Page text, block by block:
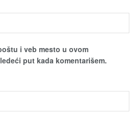
i veb mesto u ovom
put kada komentarišem.